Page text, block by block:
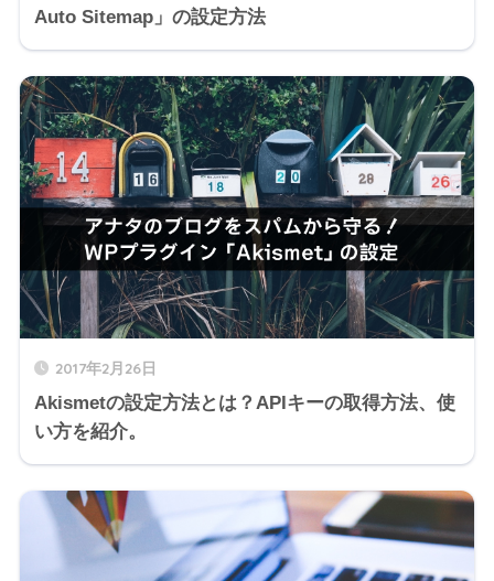
Auto Sitemap」の設定方法
2017年2月26日
Akismetの設定方法とは？APIキーの取得方法、使
い方を紹介。